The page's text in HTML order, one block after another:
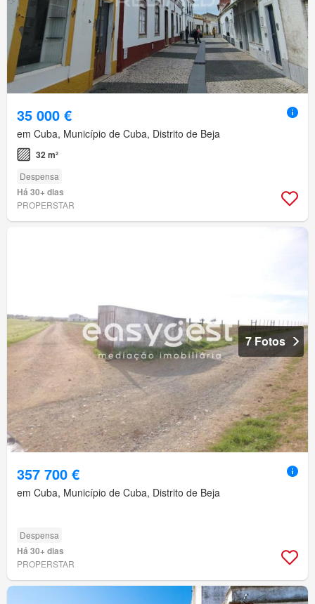
35 000 €
em Cuba, Município de Cuba, Distrito de Beja
32 m²
Despensa
Há 30+ dias
PROPERSTAR
7 Fotos
357 700 €
em Cuba, Município de Cuba, Distrito de Beja
Despensa
Há 30+ dias
PROPERSTAR